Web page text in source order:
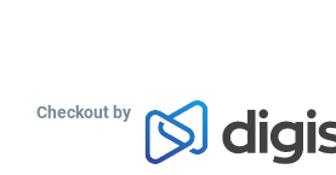
Checkout by